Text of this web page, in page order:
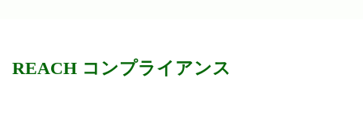
REACH コンプライアンス